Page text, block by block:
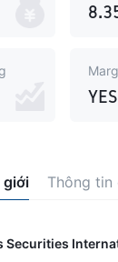
YES
giới Thông tin
Securities